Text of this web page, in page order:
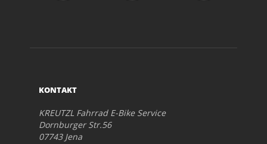
KONTAKT
KREUTZL Fahrrad E-Bike Service
Dornburger Str.56
07743 Jena